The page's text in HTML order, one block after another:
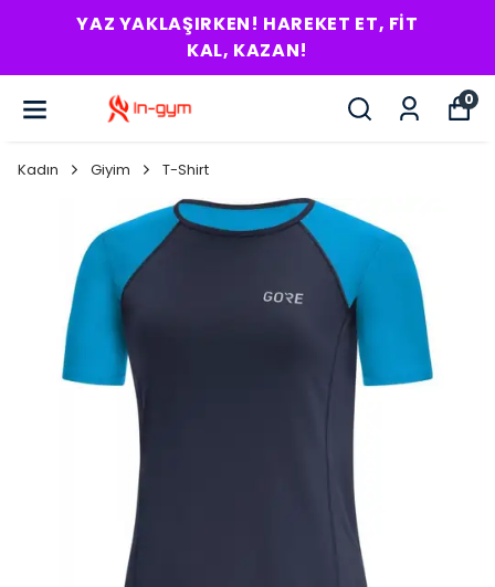
RITMINI BUL! HEDEFI YAKALA!
0
Kadın Giyim T-Shirt